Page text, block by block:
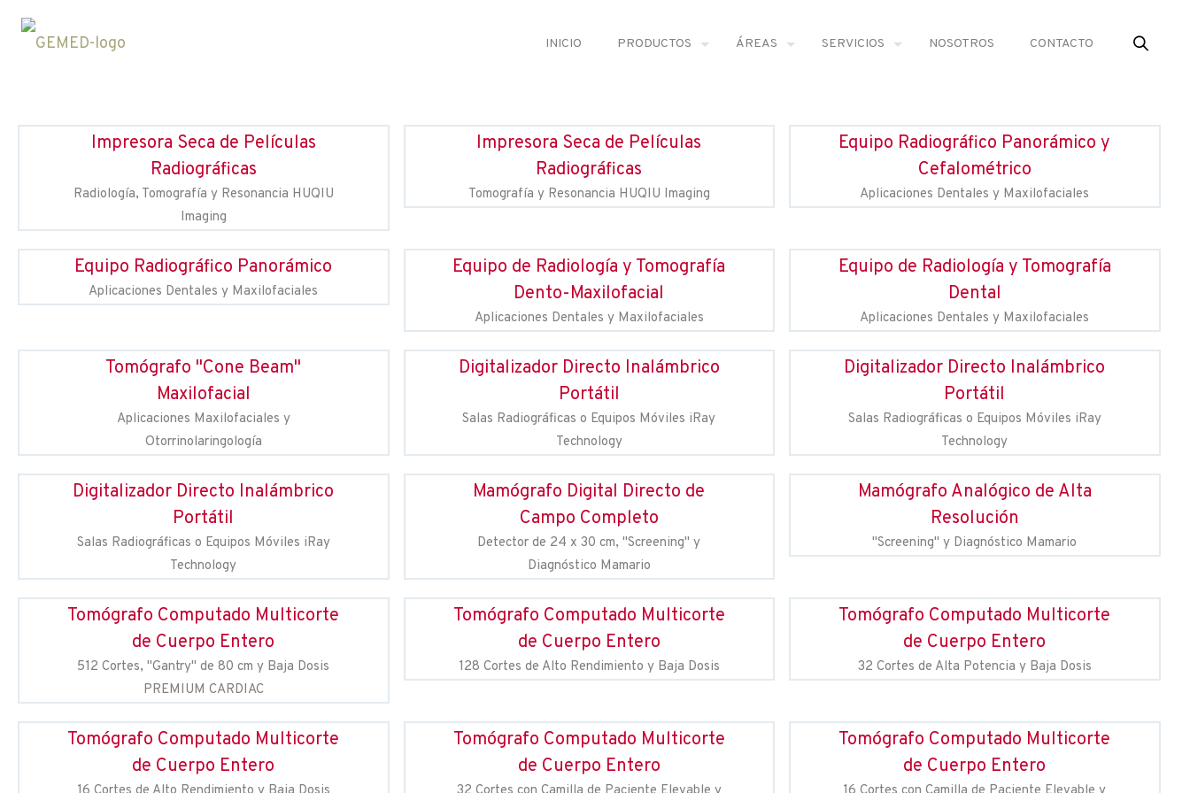
INICIO PRODUCTOS ÁREAS SERVICIOS NOSOTROS CONTACTO
Impresora Seca de Películas
Radiográficas
Radiología, Tomografía y Resonancia HUQIU
Imaging
Impresora Seca de Películas
Radiográficas
Tomografía y Resonancia HUQIU Imaging
Equipo Radiográfico Panorámico y
Cefalométrico
Aplicaciones Dentales y Maxilofaciales
Equipo Radiográfico Panorámico
Aplicaciones Dentales y Maxilofaciales
Equipo de Radiología y Tomografía
Dento-Maxilofacial
Aplicaciones Dentales y Maxilofaciales
Equipo de Radiología y Tomografía
Dental
Aplicaciones Dentales y Maxilofaciales
Tomógrafo "Cone Beam"
Maxilofacial
Aplicaciones Maxilofaciales y
Otorrinolaringología
Digitalizador Directo Inalámbrico
Portátil
Salas Radiográficas o Equipos Móviles iRay
Technology
Digitalizador Directo Inalámbrico
Portátil
Salas Radiográficas o Equipos Móviles iRay
Technology
Digitalizador Directo Inalámbrico
Portátil
Salas Radiográficas o Equipos Móviles iRay
Technology
Mamógrafo Digital Directo de
Campo Completo
Detector de 24 x 30 cm, "Screening" y
Diagnóstico Mamario
Mamógrafo Analógico de Alta
Resolución
"Screening" y Diagnóstico Mamario
Tomógrafo Computado Multicorte
de Cuerpo Entero
512 Cortes, "Gantry" de 80 cm y Baja Dosis
PREMIUM CARDIAC
Tomógrafo Computado Multicorte
de Cuerpo Entero
128 Cortes de Alto Rendimiento y Baja Dosis
Tomógrafo Computado Multicorte
de Cuerpo Entero
32 Cortes de Alta Potencia y Baja Dosis
Tomógrafo Computado Multicorte
de Cuerpo Entero
Tomógrafo Computado Multicorte
de Cuerpo Entero
Tomógrafo Computado Multicorte
de Cuerpo Entero